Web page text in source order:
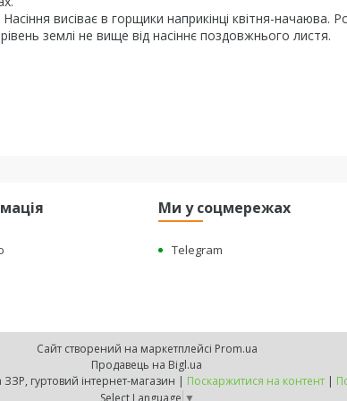
висіває в горщики наприкінці квітня-начаюва.
землі не вище від насіннє поздовжнього листя.
Ми у соцмережах
Telegram
Сайт створений на маркетплейсі Prom.ua
Продавець на Bigl.ua
"BEST HARVEST" - насіння овочей та ЗЗР, гуртовий інтернет-магазин | Поскаржитися на контент |
Select Language ▼